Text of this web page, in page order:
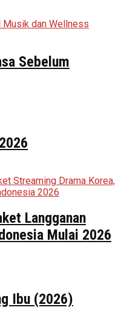
Sebelum
Langganan
Mulai 2026
Ibu (2026)